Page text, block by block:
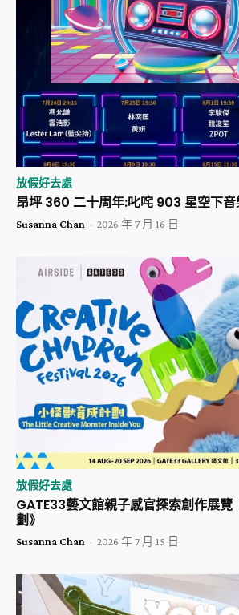
放假好去處
昂坪 360 二十周年:叱咤 903 星空下音
Susanna Chan - 2026 年 7 月 16 日
放假好去處
GATE33藝文館親子感官探索創作展覽
劃》
Susanna Chan - 2026 年 7 月 15 日